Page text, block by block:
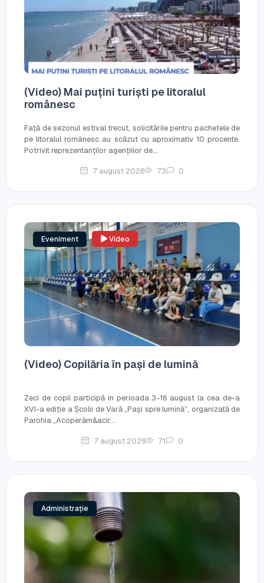
(Video) Mai puțini turiști pe litoralul
românesc
Față de sezonul estival trecut, solicitările pentru pachetele de
pe litoralul românesc au scăzut cu aproximativ 10 procente.
Potrivit reprezentanților agențiilor de...
7 august 2026 73 0
Eveniment Video
(Video) Copilăria în pași de lumină
Zeci de copii participă în perioada 3-16 august la cea de-a
XVI-a ediție a Școlii de Vară „Pași spre lumină”, organizată de
Parohia „Acoperăm&acir...
7 august 2026 71 0
Administrație